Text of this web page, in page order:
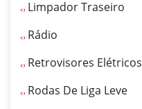
Limpador Traseiro
Rádio
Retrovisores Elétricos
Rodas De Liga Leve